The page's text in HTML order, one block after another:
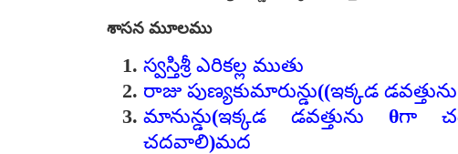
శాసన మూలము
స్వస్తిశ్రీ ఎరికల్ల ముతు
రాజు పుణ్యకుమారున్డు((ఇక్కడ
మానున్డు(ఇక్కడ డవత్తును θగా
చదవాలి)మద